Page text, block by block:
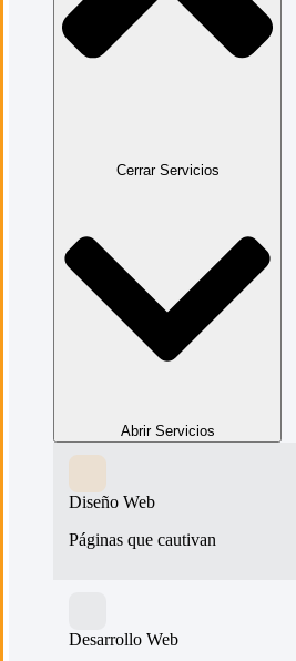
Cerrar Servicios
Abrir Servicios
Diseño Web
Páginas que cautivan
Desarrollo Web